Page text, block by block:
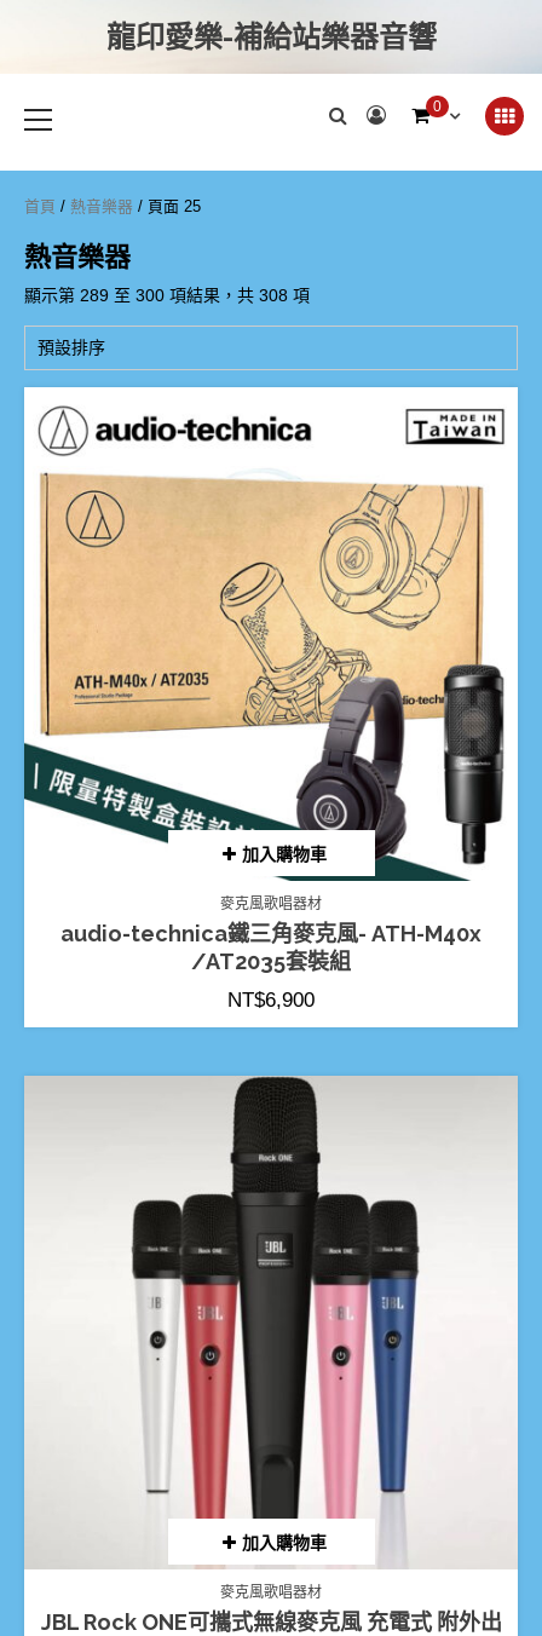
龍印愛樂-補給站樂器音響
0
首頁 / 熱音樂器 / 頁面 25
熱音樂器
顯示第 289 至 300 項結果，共 308 項
加入購物車
麥克風歌唱器材
audio-technica鐵三角麥克風- ATH-M40x
/AT2035套裝組
NT$6,900
加入購物車
麥克風歌唱器材
JBL Rock ONE可攜式無線麥克風 充電式 附外出